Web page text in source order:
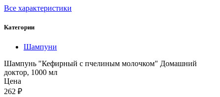
Все характеристики
Категории
Шампуни
Шампунь "Кефирный с пчелиным молочком" Домашний
доктор, 1000 мл
Цена
262 ₽